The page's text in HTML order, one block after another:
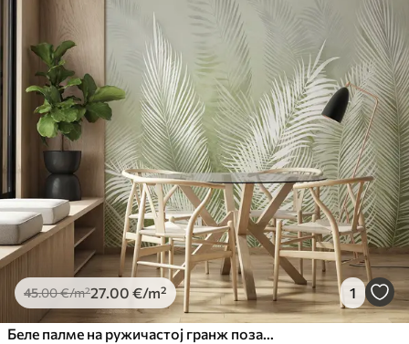
45.00€/m²27.00 €/m² 1
Беле палме на ружичастој гранж позадини. у зеленим бојама